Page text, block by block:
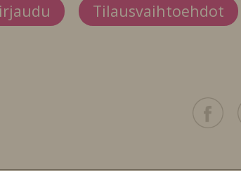
Tilausvaihtoehdot